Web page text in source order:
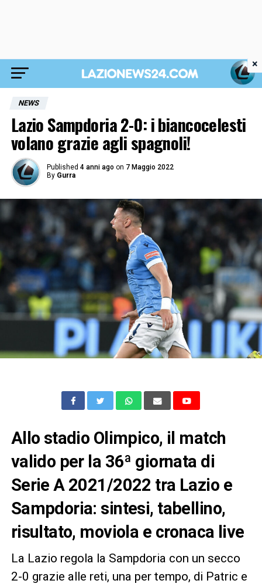
NEWS
Lazio Sampdoria 2-0: i biancocelesti
volano grazie agli spagnoli!
Published 4 anni ago on 7 Maggio 2022
By Gurra
Allo stadio Olimpico, il match
valido per la 36ª giornata di
Serie A 2021/2022 tra Lazio e
Sampdoria: sintesi, tabellino,
risultato, moviola e cronaca live
La Lazio regola la Sampdoria con un secco
2-0 grazie alle reti, una per tempo, di Patric e
×